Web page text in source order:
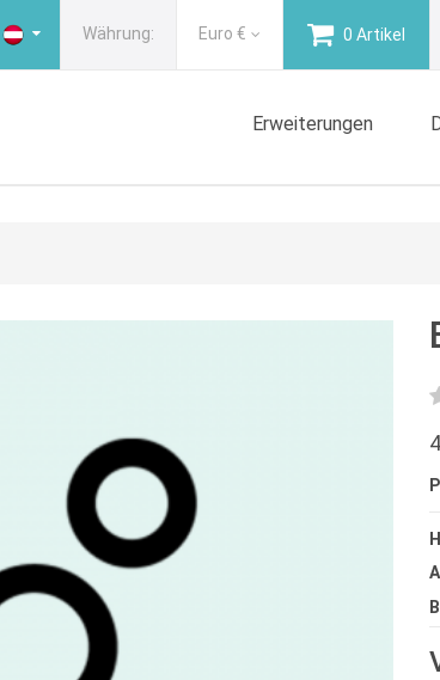
Währung: Euro € 0 Artikel
Erweiterungen